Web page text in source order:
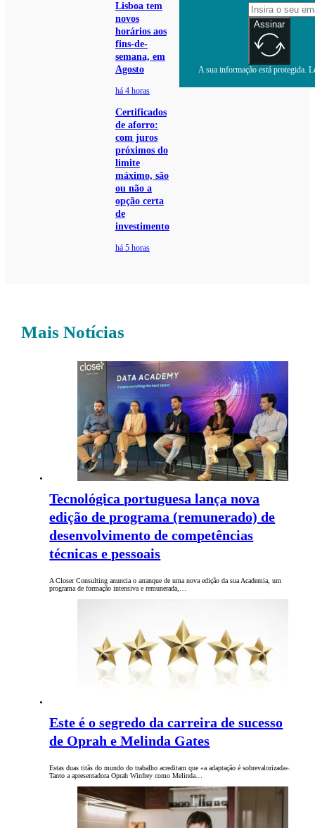
Lisboa tem
novos
horários aos
fins-de-
semana, em
Agosto
há 4 horas
Certificados
de aforro:
com juros
próximos do
limite
máximo, são
ou não a
opção certa
de
investimento
há 5 horas
Assinar
A sua informação está protegida.
Mais Notícias
Tecnológica portuguesa lança nova
edição de programa (remunerado) de
desenvolvimento de competências
técnicas e pessoais
A Closer Consulting anuncia o arranque de uma nova edição da sua Academia, um
programa de formação intensiva e remunerada,…
Este é o segredo da carreira de sucesso
de Oprah e Melinda Gates
Estas duas titãs do mundo do trabalho acreditam que «a adaptação é sobrevalorizada».
Tanto a apresentadora Oprah Winfrey como Melinda…